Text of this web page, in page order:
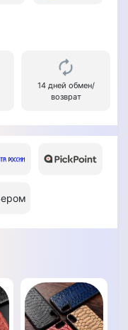
14 дней обмен/
возврат